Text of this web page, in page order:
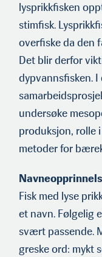
lysprikkfisken
stimfisk.
overfiske da den
Det blir derfor
dypvannsfisken.
undersøke
produksjon, rolle
metoder for
Fisk med lyse
et navn. Følgelig
svært passende.
greske ord: mykt